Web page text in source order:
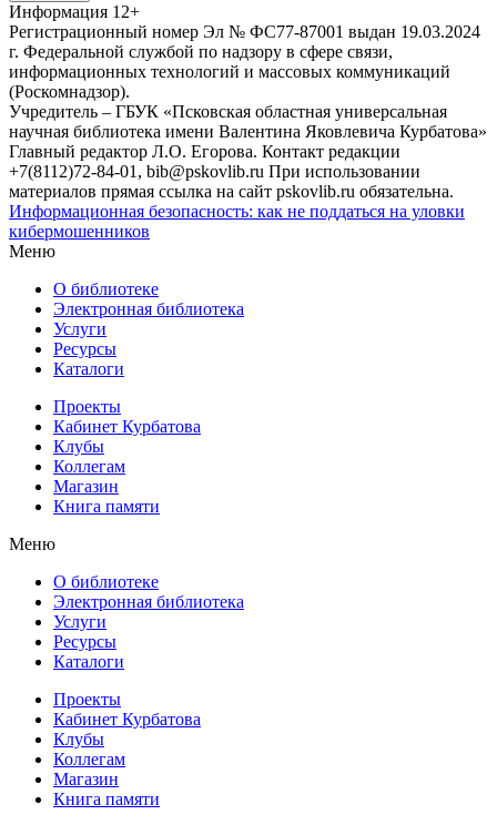
Информация 12+
Регистрационный номер Эл № ФС77-87001 выдан 19.03.2024
г. Федеральной службой по надзору в сфере связи,
информационных технологий и массовых коммуникаций
(Роскомнадзор).
Учредитель – ГБУК «Псковская областная универсальная
научная библиотека имени Валентина Яковлевича Курбатова»
Главный редактор Л.О. Егорова. Контакт редакции
+7(8112)72-84-01, bib@pskovlib.ru При использовании
материалов прямая ссылка на сайт pskovlib.ru обязательна.
Информационная безопасность: как не поддаться на уловки
кибермошенников
Меню
О библиотеке
Электронная библиотека
Услуги
Ресурсы
Каталоги
Проекты
Кабинет Курбатова
Клубы
Коллегам
Магазин
Книга памяти
Меню
О библиотеке
Электронная библиотека
Услуги
Ресурсы
Каталоги
Проекты
Кабинет Курбатова
Клубы
Коллегам
Магазин
Книга памяти